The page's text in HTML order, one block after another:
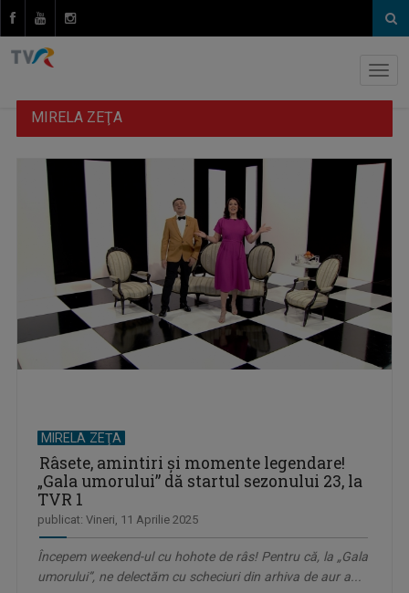
MIRELA ZEŢA
MIRELA ZEŢA
Râsete, amintiri și momente legendare!
„Gala umorului” dă startul sezonului 23, la
TVR 1
publicat: Vineri, 11 Aprilie 2025
Începem weekend-ul cu hohote de râs! Pentru că, la „Gala
umorului”, ne delectăm cu scheciuri din arhiva de aur a...